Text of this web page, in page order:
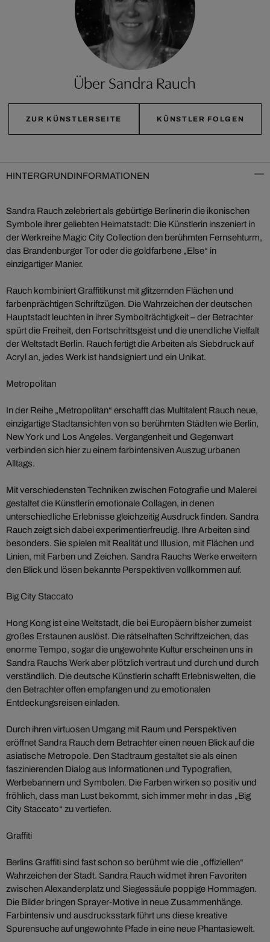
Über Sandra Rauch
ZUR KÜNSTLERSEITE KÜNSTLER FOLGEN
HINTERGRUNDINFORMATIONEN
Sandra Rauch zelebriert als gebürtige Berlinerin die ikonischen
Symbole ihrer geliebten Heimatstadt: Die Künstlerin inszeniert in
der Werkreihe Magic City Collection den berühmten Fernsehturm,
das Brandenburger Tor oder die goldfarbene „Else“ in
einzigartiger Manier.
Rauch kombiniert Graffitikunst mit glitzernden Flächen und
farbenprächtigen Schriftzügen. Die Wahrzeichen der deutschen
Hauptstadt leuchten in ihrer Symbolträchtigkeit – der Betrachter
spürt die Freiheit, den Fortschrittsgeist und die unendliche Vielfalt
der Weltstadt Berlin. Rauch fertigt die Arbeiten als Siebdruck auf
Acryl an, jedes Werk ist handsigniert und ein Unikat.
Metropolitan
In der Reihe „Metropolitan“ erschafft das Multitalent Rauch neue,
einzigartige Stadtansichten von so berühmten Städten wie Berlin,
New York und Los Angeles. Vergangenheit und Gegenwart
verbinden sich hier zu einem farbintensiven Auszug urbanen
Alltags.
Mit verschiedensten Techniken zwischen Fotografie und Malerei
gestaltet die Künstlerin emotionale Collagen, in denen
unterschiedliche Erlebnisse gleichzeitig Ausdruck finden. Sandra
Rauch zeigt sich dabei experimentierfreudig. Ihre Arbeiten sind
besonders. Sie spielen mit Realität und Illusion, mit Flächen und
Linien, mit Farben und Zeichen. Sandra Rauchs Werke erweitern
den Blick und lösen bekannte Perspektiven vollkommen auf.
Big City Staccato
Hong Kong ist eine Weltstadt, die bei Europäern bisher zumeist
großes Erstaunen auslöst. Die rätselhaften Schriftzeichen, das
enorme Tempo, sogar die ungewohnte Kultur erscheinen uns in
Sandra Rauchs Werk aber plötzlich vertraut und durch und durch
verständlich. Die deutsche Künstlerin schafft Erlebniswelten, die
den Betrachter offen empfangen und zu emotionalen
Entdeckungsreisen einladen.
Durch ihren virtuosen Umgang mit Raum und Perspektiven
eröffnet Sandra Rauch dem Betrachter einen neuen Blick auf die
asiatische Metropole. Den Stadtraum gestaltet sie als einen
faszinierenden Dialog aus Informationen und Typografien,
Werbebannern und Symbolen. Die Farben wirken so positiv und
fröhlich, dass man Lust bekommt, sich immer mehr in das „Big
City Staccato“ zu vertiefen.
Graffiti
Berlins Graffiti sind fast schon so berühmt wie die „offiziellen“
Wahrzeichen der Stadt. Sandra Rauch widmet ihren Favoriten
zwischen Alexanderplatz und Siegessäule poppige Hommagen.
Die Bilder bringen Sprayer-Motive in neue Zusammenhänge.
Farbintensiv und ausdrucksstark führt uns diese kreative
Spurensuche auf ungewohnte Pfade in eine neue Phantasiewelt.